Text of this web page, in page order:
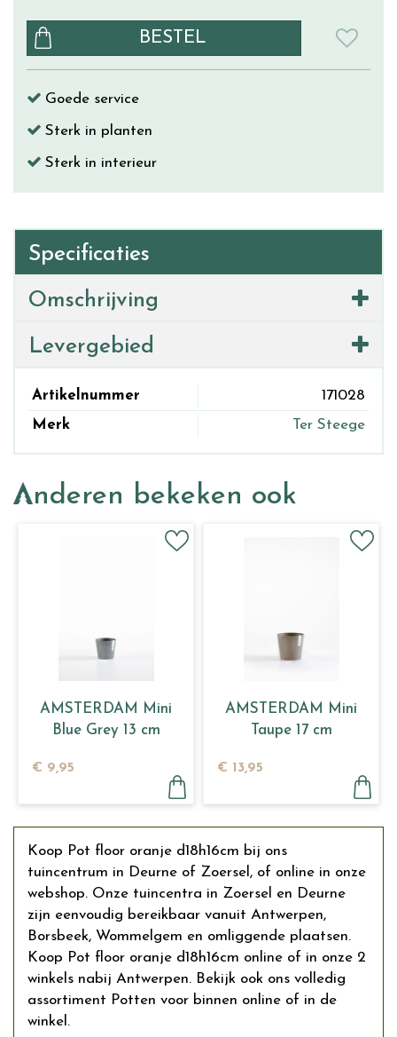
Goede service
Sterk in planten
Sterk in interieur
Specificaties
Omschrijving
Levergebied
Artikelnummer
171028
Merk
Ter Steege
Anderen bekeken ook
AMSTERDAM Mini
Blue Grey 13 cm
€ 9,95
AMSTERDAM Mini
Taupe 17 cm
€ 13,95
Koop Pot floor oranje d18h16cm bij ons
tuincentrum in Deurne of Zoersel, of online in onze
webshop. Onze tuincentra in Zoersel en Deurne
zijn eenvoudig bereikbaar vanuit Antwerpen,
Borsbeek, Wommelgem en omliggende plaatsen.
Koop Pot floor oranje d18h16cm online of in onze 2
winkels nabij Antwerpen. Bekijk ook ons volledig
assortiment Potten voor binnen online of in de
winkel.